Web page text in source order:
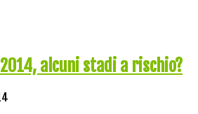
alcuni stadi a rischio?